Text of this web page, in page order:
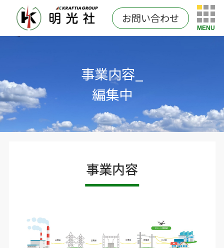
お問い合わせ
MENU
事業内容_
編集中
事業内容